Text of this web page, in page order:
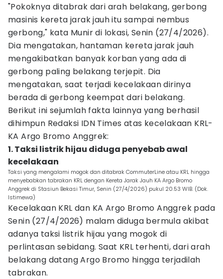
"Pokoknya ditabrak dari arah belakang, gerbong
masinis kereta jarak jauh itu sampai nembus
gerbong," kata Munir di lokasi, Senin (27/4/2026).
Dia mengatakan, hantaman kereta jarak jauh
mengakibatkan banyak korban yang ada di
gerbong paling belakang terjepit. Dia
mengatakan, saat terjadi kecelakaan dirinya
berada di gerbong keempat dari belakang.
Berikut ini sejumlah fakta lainnya yang berhasil
dihimpun Redaksi IDN Times atas kecelakaan KRL-
KA Argo Bromo Anggrek:
1. Taksi listrik hijau diduga penyebab awal
kecelakaan
Taksi yang mengalami mogok dan ditabrak CommuterLine atau KRL hingga
menyebabkan tabrakan KRL dengan Kereta Jarak Jauh KA Argo Bromo
Anggrek di Stasiun Bekasi Timur, Senin (27/4/2026) pukul 20.53 WIB. (Dok.
Istimewa)
Kecelakaan KRL dan KA Argo Bromo Anggrek pada
Senin (27/4/2026) malam diduga bermula akibat
adanya taksi listrik hijau yang mogok di
perlintasan sebidang. Saat KRL terhenti, dari arah
belakang datang Argo Bromo hingga terjadilah
tabrakan.